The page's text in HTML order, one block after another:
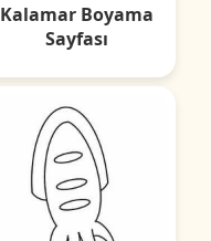
Kalamar Boyama
Sayfası